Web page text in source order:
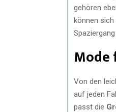
gehören
können sich
Mode
Von den
auf jeden
passt die